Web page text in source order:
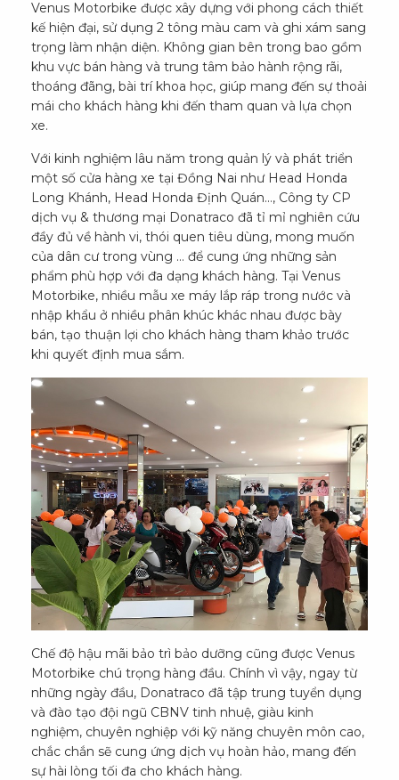
Venus Motorbike được xây dựng với phong cách thiết
kế hiện đại, sử dụng 2 tông màu cam và ghi xám sang
trọng làm nhận diện. Không gian bên trong bao gồm
khu vực bán hàng và trung tâm bảo hành rộng rãi,
thoáng đãng, bài trí khoa học, giúp mang đến sự thoải
mái cho khách hàng khi đến tham quan và lựa chọn
xe.
Với kinh nghiệm lâu năm trong quản lý và phát triển
một số cửa hàng xe tại Đồng Nai như Head Honda
Long Khánh, Head Honda Định Quán…, Công ty CP
dịch vụ & thương mại Donatraco đã tỉ mỉ nghiên cứu
đầy đủ về hành vi, thói quen tiêu dùng, mong muốn
của dân cư trong vùng … để cung ứng những sản
phẩm phù hợp với đa dạng khách hàng. Tại Venus
Motorbike, nhiều mẫu xe máy lắp ráp trong nước và
nhập khẩu ở nhiều phân khúc khác nhau được bày
bán, tạo thuận lợi cho khách hàng tham khảo trước
khi quyết định mua sắm.
Chế độ hậu mãi bảo trì bảo dưỡng cũng được Venus
Motorbike chú trọng hàng đầu. Chính vì vậy, ngay từ
những ngày đầu, Donatraco đã tập trung tuyển dụng
và đào tạo đội ngũ CBNV tinh nhuệ, giàu kinh
nghiệm, chuyên nghiệp với kỹ năng chuyên môn cao,
chắc chắn sẽ cung ứng dịch vụ hoàn hảo, mang đến
sự hài lòng tối đa cho khách hàng.